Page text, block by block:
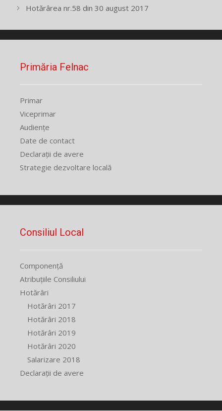
Hotărârea nr.58 din 30 august 2017
Primăria Felnac
Primar
Viceprimar
Audiențe
Date de contact
Declarații de avere
Strategie dezvoltare locală
Consiliul Local
Componență
Atribuțiile Consiliului
Hotărâri
Hotărâri 2017
Hotărâri 2018
Hotărâri 2019
Hotărâri 2020
Salarizare 2018
Declarații de avere